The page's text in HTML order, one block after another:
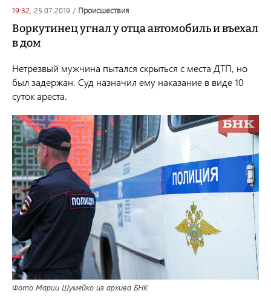
19:32, 25.07.2019 / происшествия
Воркутинец угнал у отца автомобиль и въехал
в дом
Нетрезвый мужчина пытался скрыться с места ДТП, но
был задержан. Суд назначил ему наказание в виде 10
суток ареста.
Фото Марии Шумейко из архива БНК